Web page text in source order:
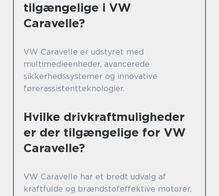
tilgængelige i VW
Caravelle?
VW Caravelle er udstyret med
multimedieenheder, avancerede
sikkerhedssystemer og innovative
førerassistentteknologier.
Hvilke drivkraftmuligheder
er der tilgængelige for VW
Caravelle?
VW Caravelle har et bredt udvalg af
kraftfulde og brændstofeffektive motorer,